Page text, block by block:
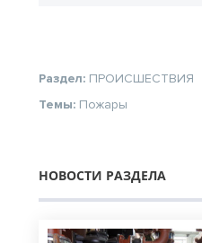
Раздел: ПРОИСШЕСТВИЯ
Темы: Пожары
НОВОСТИ РАЗДЕЛА